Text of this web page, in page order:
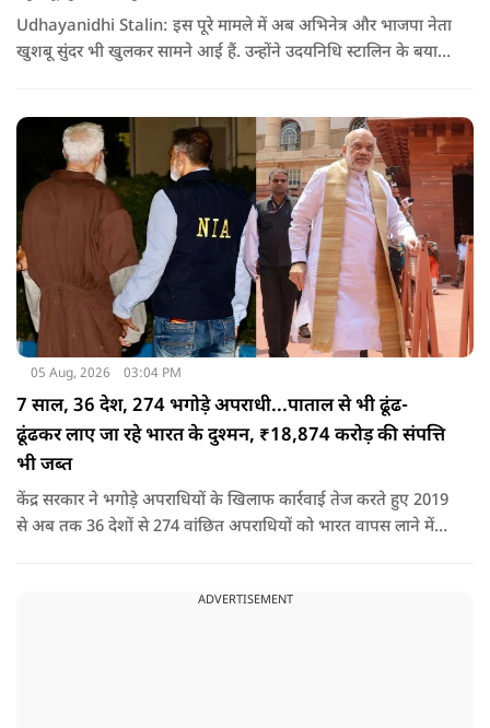
Udhayanidhi Stalin: इस पूरे मामले में अब अभिनेत्र और भाजपा नेता
खुशबू सुंदर भी खुलकर सामने आई हैं. उन्होंने उदयनिधि स्टालिन के बयान
नहीं है.
05 Aug, 2026 03:04 PM
7 साल, 36 देश, 274 भगोड़े अपराधी...पाताल से भी ढूंढ-
ढूंढकर लाए जा रहे भारत के दुश्मन, ₹18,874 करोड़ की संपत्ति
भी जब्त
केंद्र सरकार ने भगोड़े अपराधियों के खिलाफ कार्रवाई तेज करते हुए 2019
से अब तक 36 देशों से 274 वांछित अपराधियों को भारत वापस लाने में
ADVERTISEMENT